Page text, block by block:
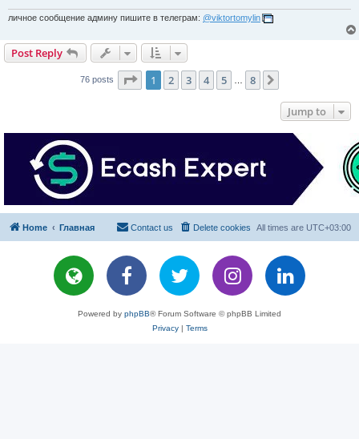
личное сообщение админу пишите в телеграм: @viktortomylin
Post Reply
76 posts Page 1of 8
1 2 3 4 5 8
Jump to
Home Главная All times are UTC+03:00
Delete cookies
Contact us
Powered by phpBB® Forum Software © phpBB Limited
Privacy| Terms